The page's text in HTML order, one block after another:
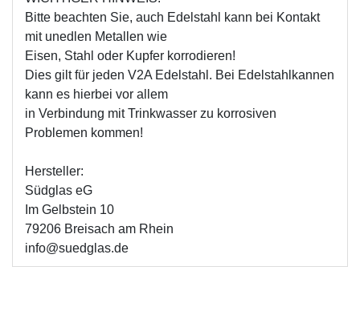
Bitte beachten Sie, auch Edelstahl kann bei Kontakt
mit unedlen Metallen wie
Eisen, Stahl oder Kupfer korrodieren!
Dies gilt für jeden V2A Edelstahl. Bei Edelstahlkannen
kann es hierbei vor allem
in Verbindung mit Trinkwasser zu korrosiven
Problemen kommen!
Hersteller:
Südglas eG
Im Gelbstein 10
79206 Breisach am Rhein
info@suedglas.de